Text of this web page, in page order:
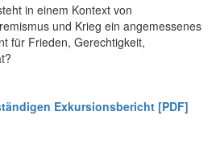
in einem Kontext von
und Krieg ein angemessenes
für Frieden, Gerechtigkeit,
Exkursionsbericht [PDF]